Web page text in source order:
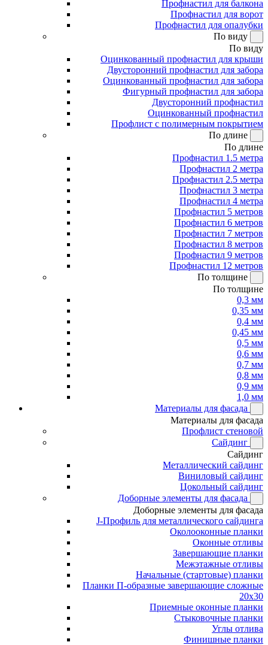
Профнастил для балкона
Профнастил для ворот
Профнастил для опалубки
По виду
По виду
Оцинкованный профнастил для крыши
Двусторонний профнастил для забора
Оцинкованный профнастил для забора
Фигурный профнастил для забора
Двусторонний профнастил
Оцинкованный профнастил
Профлист с полимерным покрытием
По длине
По длине
Профнастил 1.5 метра
Профнастил 2 метра
Профнастил 2.5 метра
Профнастил 3 метра
Профнастил 4 метра
Профнастил 5 метров
Профнастил 6 метров
Профнастил 7 метров
Профнастил 8 метров
Профнастил 9 метров
Профнастил 12 метров
По толщине
По толщине
0,3 мм
0,35 мм
0,4 мм
0,45 мм
0,5 мм
0,6 мм
0,7 мм
0,8 мм
0,9 мм
1,0 мм
Материалы для фасада
Материалы для фасада
Профлист стеновой
Сайдинг
Сайдинг
Металлический сайдинг
Виниловый сайдинг
Цокольный сайдинг
Доборные элементы для фасада
Доборные элементы для фасада
J-Профиль для металлического сайдинга
Околооконные планки
Оконные отливы
Завершающие планки
Межэтажные отливы
Начальные (стартовые) планки
Планки П-образные завершающие сложные
20x30
Приемные оконные планки
Стыковочные планки
Углы отлива
Финишные планки